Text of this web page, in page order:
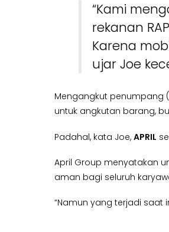
“Kami
rekanan
Karena
ujar Joe
Mengangkut penumpang
untuk angkutan barang,
Padahal, kata Joe, APRIL
April Group menyatakan
aman bagi seluruh
“Namun yang terjadi saat